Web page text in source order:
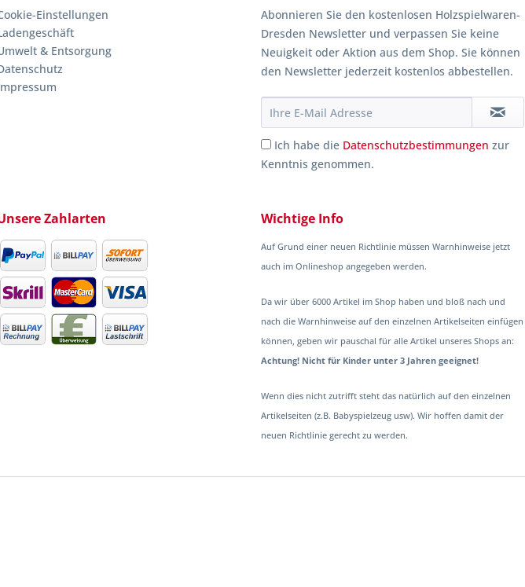
Einstellungen
& Entsorgung
Abonnieren Sie den kostenlosen Holzspielwaren-
Dresden Newsletter und verpassen Sie keine
Neuigkeit oder Aktion aus dem Shop. Sie können
den Newsletter jederzeit kostenlos abbestellen.
Ich habe die Datenschutzbestimmungen zur
Kenntnis genommen.
Zahlarten Wichtige Info
Auf Grund einer neuen Richtlinie müssen Warnhinweise jetzt
auch im Onlineshop angegeben werden.
Da wir über 6000 Artikel im Shop haben und bloß nach und
nach die Warnhinweise auf den einzelnen Artikelseiten einfügen
können, geben wir pauschal für alle Artikel unseres Shops an:
Achtung! Nicht für Kinder unter 3 Jahren geeignet!
Wenn dies nicht zutrifft steht das natürlich auf den einzelnen
Artikelseiten (z.B. Babyspielzeug usw). Wir hoffen damit der
neuen Richtlinie gerecht zu werden.